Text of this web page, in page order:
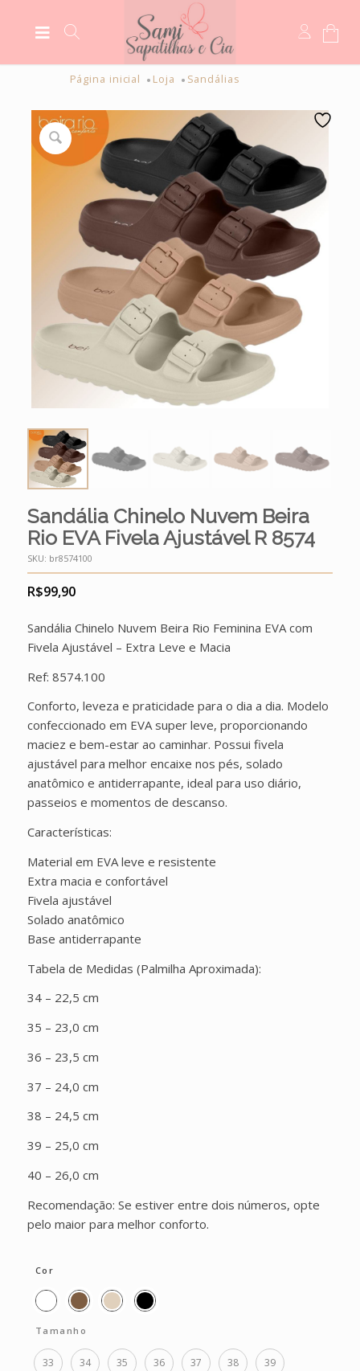
Página inicial Loja Sandálias
Sandália Chinelo Nuvem Beira
Rio EVA Fivela Ajustável R 8574
SKU: br8574100
R$99,90
Sandália Chinelo Nuvem Beira Rio Feminina EVA com
Fivela Ajustável – Extra Leve e Macia
Ref: 8574.100
Conforto, leveza e praticidade para o dia a dia. Modelo
confeccionado em EVA super leve, proporcionando
maciez e bem-estar ao caminhar. Possui fivela
ajustável para melhor encaixe nos pés, solado
anatômico e antiderrapante, ideal para uso diário,
passeios e momentos de descanso.
Características:
Material em EVA leve e resistente
Extra macia e confortável
Fivela ajustável
Solado anatômico
Base antiderrapante
Tabela de Medidas (Palmilha Aproximada):
34 – 22,5 cm
35 – 23,0 cm
36 – 23,5 cm
37 – 24,0 cm
38 – 24,5 cm
39 – 25,0 cm
40 – 26,0 cm
Recomendação: Se estiver entre dois números, opte
pelo maior para melhor conforto.
Cor
Tamanho
33 34 35 36 37 38 39